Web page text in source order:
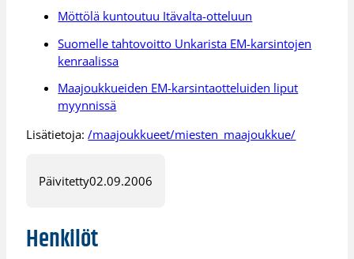
Möttölä kuntoutuu Itävalta-otteluun
Suomelle tahtovoitto Unkarista EM-karsintojen
kenraalissa
Maajoukkueiden EM-karsintaotteluiden liput
myynnissä
Lisätietoja:/maajoukkueet/miesten_maajoukkue/
Päivitetty02.09.2006
Henkilöt